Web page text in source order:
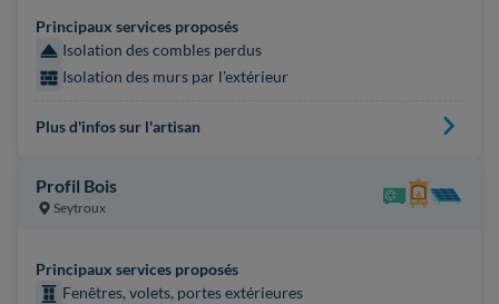
Principaux services proposés
Isolation des combles perdus
Isolation des murs par l'extérieur
Plus d'infos sur l'artisan
Profil Bois
Seytroux
Principaux services proposés
Fenêtres, volets, portes extérieures